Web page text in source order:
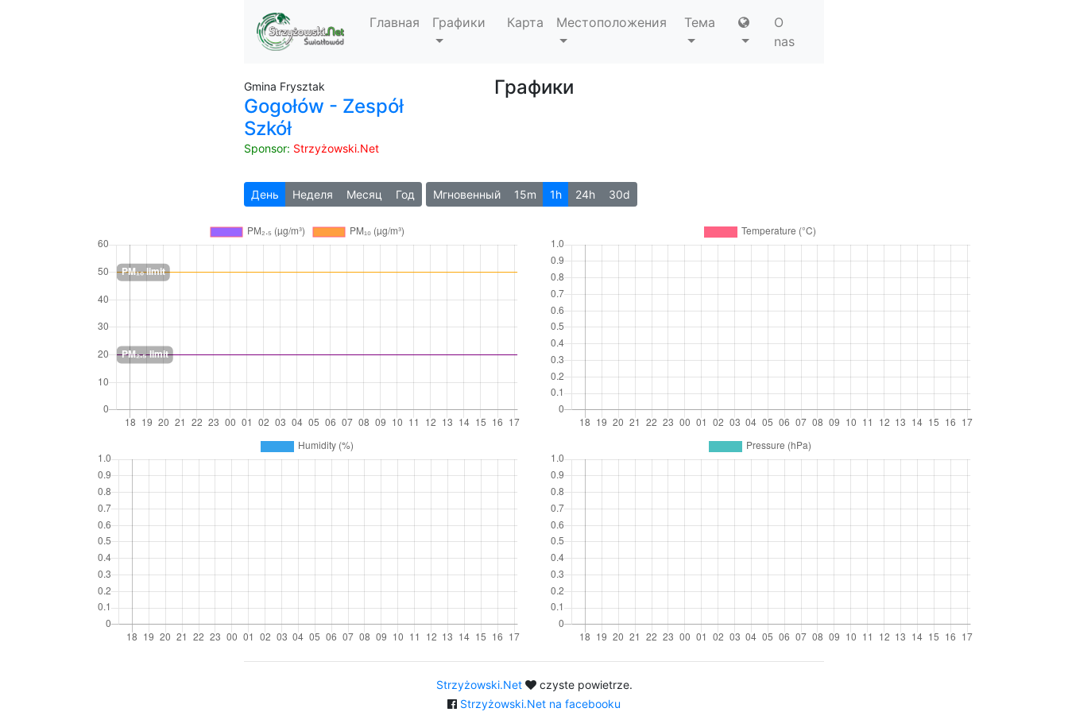
Главная Графики Карта Местоположения Тема
O
nas
Gmina Frysztak
Gogołów - Zespół
Szkół
Sponsor: Strzyżowski.Net
Графики
День Неделя Месяц Год Мгновенный 15m 1h 24h 30d
Strzyżowski.Net
czyste powietrze.
Strzyżowski.Net na facebooku